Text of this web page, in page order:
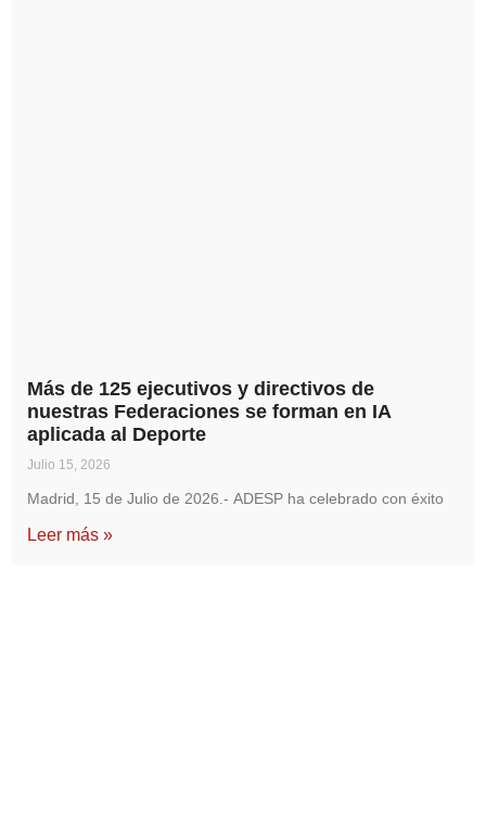
Más de 125 ejecutivos y directivos de
nuestras Federaciones se forman en IA
aplicada al Deporte
Julio 15, 2026
Madrid, 15 de Julio de 2026.- ADESP ha celebrado con éxito
Leer más »